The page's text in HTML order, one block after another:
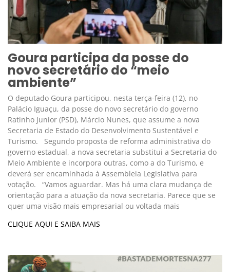
Goura participa da posse do
novo secretário do “meio
ambiente”
O deputado Goura participou, nesta terça-feira (12), no
Palácio Iguaçu, da posse do novo secretário do governo
Ratinho Junior (PSD), Márcio Nunes, que assume a nova
Secretaria de Estado do Desenvolvimento Sustentável e
Turismo. Segundo proposta de reforma administrativa do
governo estadual, a nova secretaria substitui a Secretaria do
Meio Ambiente e incorpora outras, como a do Turismo, e
deverá ser encaminhada à Assembleia Legislativa para
votação. “Vamos aguardar. Mas há uma clara mudança de
orientação para a atuação da nova secretaria. Parece que se
quer uma visão mais empresarial ou voltada mais
CLIQUE AQUI E SAIBA MAIS